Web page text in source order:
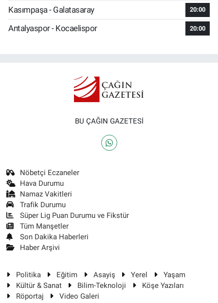
Kasımpaşa - Galatasaray 20:00
Antalyaspor - Kocaelispor 20:00
BU ÇAĞIN GAZETESİ
Nöbetçi Eczaneler
Hava Durumu
Namaz Vakitleri
Trafik Durumu
Süper Lig Puan Durumu ve Fikstür
Tüm Manşetler
Son Dakika Haberleri
Haber Arşivi
Politika Eğitim Asayiş Yerel
Yaşam
Kültür & Sanat
Bilim-Teknoloji
Köşe Yazıları
Röportaj
Video Galeri